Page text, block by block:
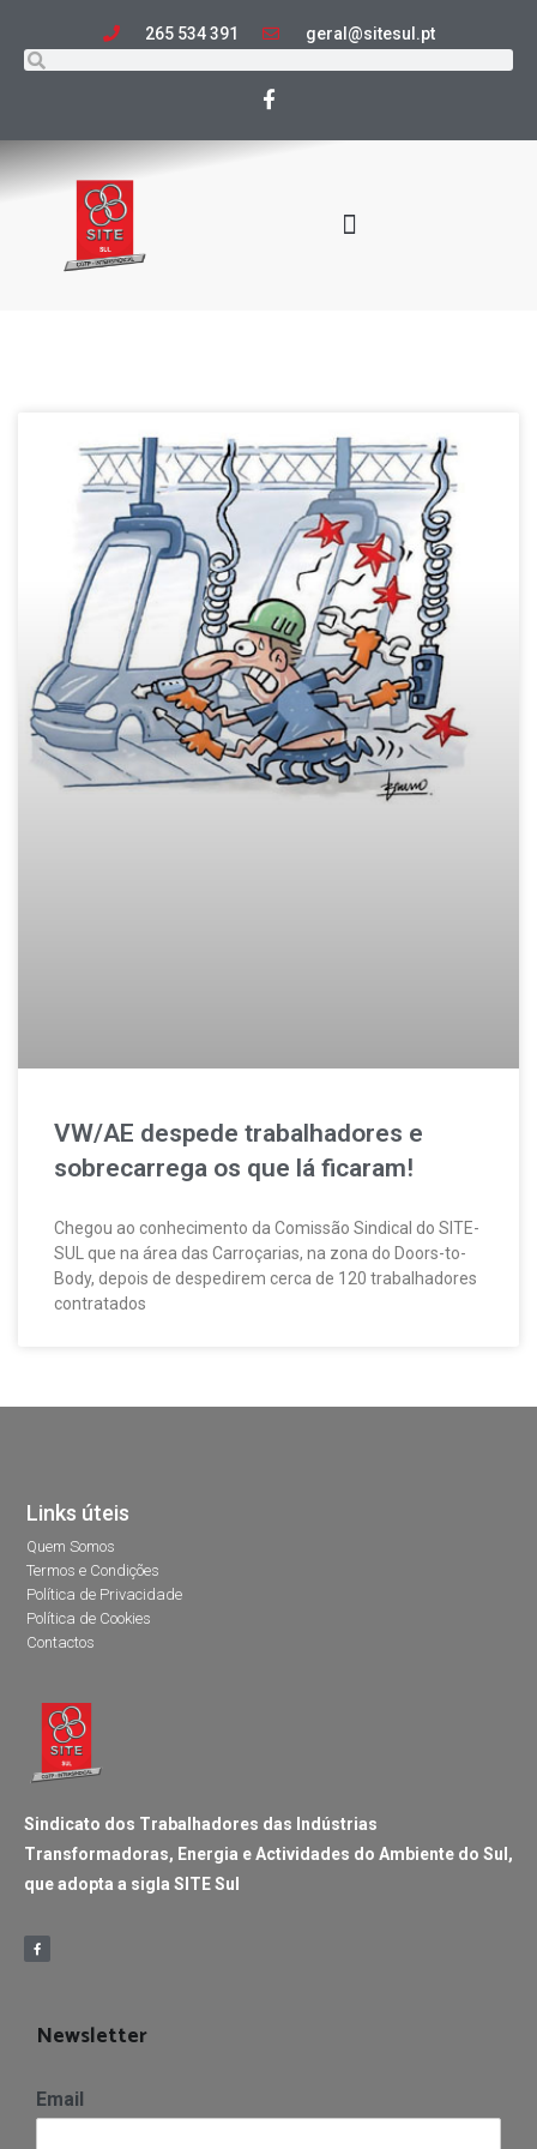
265 534 391 geral@sitesul.pt
VW/AE despede trabalhadores e
sobrecarrega os que lá ficaram!
Chegou ao conhecimento da Comissão Sindical do SITE-
SUL que na área das Carroçarias, na zona do Doors-to-
Body, depois de despedirem cerca de 120 trabalhadores
contratados
Links úteis
Quem Somos
Termos e Condições
Política de Privacidade
Política de Cookies
Contactos
Sindicato dos Trabalhadores das Indústrias
Transformadoras, Energia e Actividades do Ambiente do Sul,
que adopta a sigla SITE Sul
Newsletter
Email